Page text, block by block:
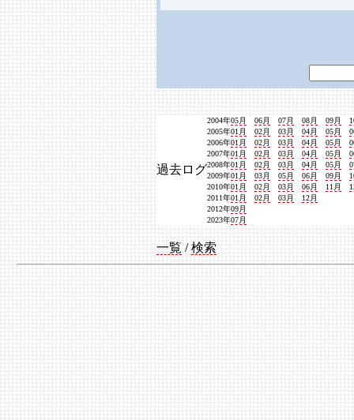
過去ログ
2004年05月 06月 07月 08月 09月
2005年01月 02月 03月 04月 05月
2006年01月 02月 03月 04月 05月
2007年01月 02月 03月 04月 05月
2008年01月 02月 03月 04月 05月
2009年01月 03月 05月 06月 09月
2010年01月 02月 03月 06月 11月
2011年01月 02月 03月
12月
2012年09月
2023年07月
一覧 /検索